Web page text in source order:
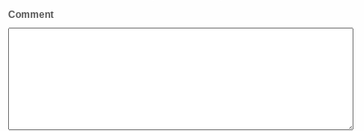
Comment